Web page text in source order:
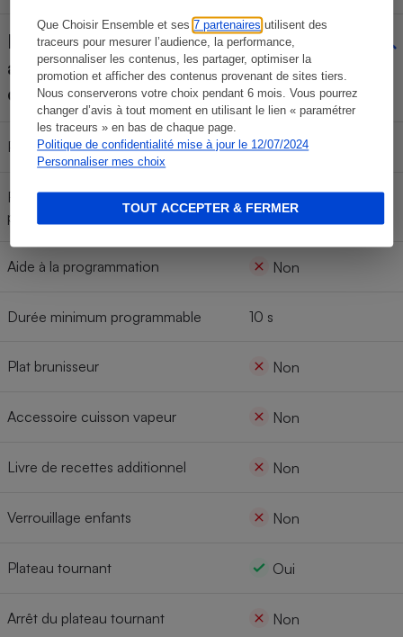
Que Choisir Ensemble et ses7 partenaires utilisent des
traceurs pour mesurer l’audience, la performance,
personnaliser les contenus, les partager, optimiser la
promotion et afficher des contenus provenant de sites tiers.
Nous conserverons votre choix pendant 6 mois. Vous pourrez
changer d’avis à tout moment en utilisant le lien « paramétrer
les traceurs » en bas de chaque page.
Politique de confidentialité mise à jour le 12/07/2024
Personnaliser mes choix
TOUT ACCEPTER & FERMER
Fonctions et
accessoires
complémentaires
Programmes enchaînés Non
Fonction mémoire (nombre de
programmes mémorisables)
1
Aide à la programmation Non
Durée minimum programmable 10 s
Plat brunisseur Non
Accessoire cuisson vapeur Non
Livre de recettes additionnel Non
Verrouillage enfants Non
Plateau tournant Oui
Arrêt du plateau tournant Non